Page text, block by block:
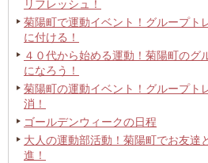
リフレッシュ！
菊陽町で運動イベント！グループト
に付ける！
４０代から始める運動！菊陽町のグ
になろう！
菊陽町の運動イベント！グループト
消！
ゴールデンウィークの日程
大人の運動部活動！菊陽町でお友達
進！